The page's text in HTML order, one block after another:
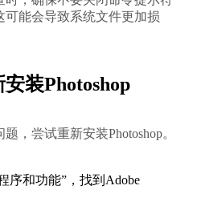
能会导致系统文件更加损
装Photoshop
，尝试重新安装Photoshop。
序和功能”，找到Adobe